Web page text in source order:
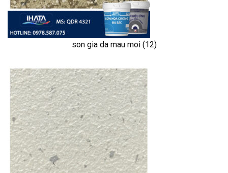
son gia da mau moi (12)